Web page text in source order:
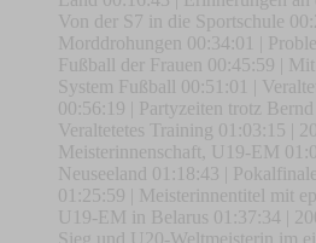
Von der S7 in die Sportschule
Morddrohungen 00:34:01 |
Fußball der Frauen 00:45:59 |
System Fußball 00:51:01 |
00:56:19 | Partyzeiten trotz Bernd
Veraltetetes Training 01:03:15 |
Meisterinnenschaft, U19-EM
Neuseeland 01:18:43 |
01:25:59 | Meisterinnentitel mit
U19-EM in Belarus 01:37:34 |
Sieg und U20-Weltmeisterin im